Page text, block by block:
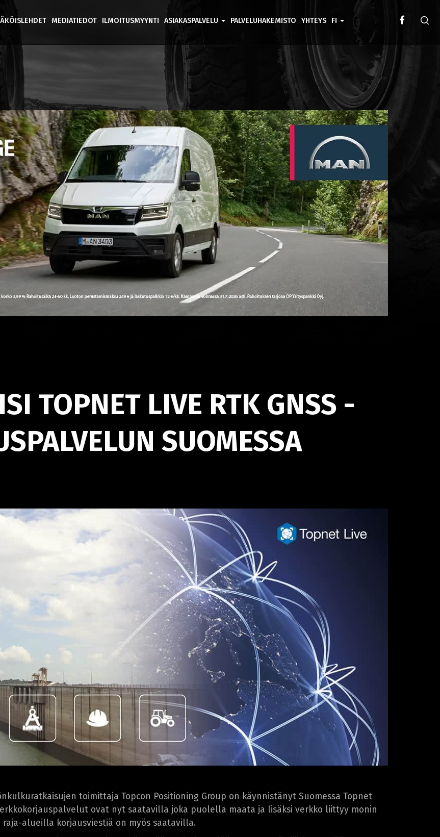
MEDIATIEDOT ILMOITUSMYYNTI ASIAKASPALVELU PALVELUHAKEMISTO YHTEYS FI
TOPNET LIVE RTK GNSS -
SUOMESSA
toimittaja Topcon Positioning Group on käynnistänyt Suomessa Topnet
ovat nyt saatavilla joka puolella maata ja lisäksi verkko liittyy monin
alueilla korjausviestiä on myös saatavilla.